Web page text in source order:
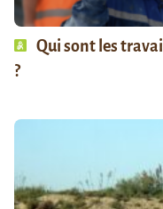
Qui sont les
?